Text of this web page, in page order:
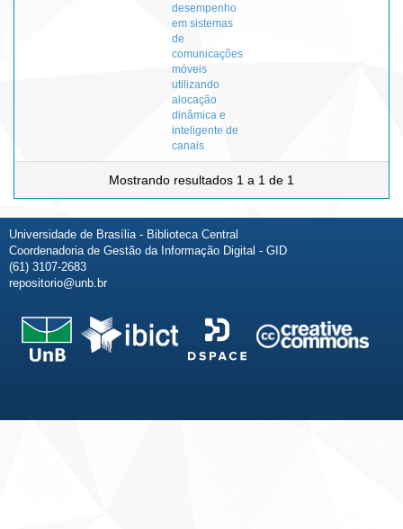
desempenho
em sistemas
de
comunicações
móveis
utilizando
alocação
dinâmica e
inteligente de
canais
Mostrando resultados 1 a 1 de 1
Universidade de Brasília - Biblioteca Central
Coordenadoria de Gestão da Informação Digital - GID
(61) 3107-2683
repositorio@unb.br